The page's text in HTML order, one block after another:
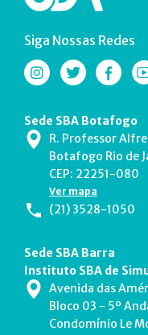
Siga Nossas Redes
Sede SBA Botafogo
R. Professor
Botafogo Rio de
CEP: 22251-080
Ver mapa
(21) 3528-1050
Sede SBA Barra
Instituto SBA de
Avenida das
Bloco 03 - 5º
Condomínio Le